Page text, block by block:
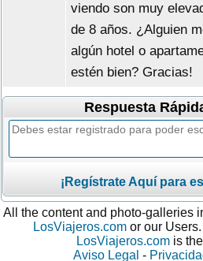
viendo son muy
de 8 años. ¿Alguien
algún hotel o
estén bien? Gracias!
Respuesta
¡Regístrate Aquí para
All the content and photo-galleries
LosViajeros.com or our Users.
LosViajeros.com is
Aviso Legal -